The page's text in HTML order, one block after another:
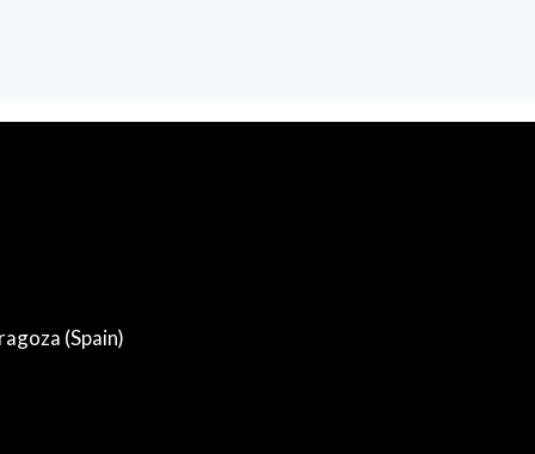
(Spain)